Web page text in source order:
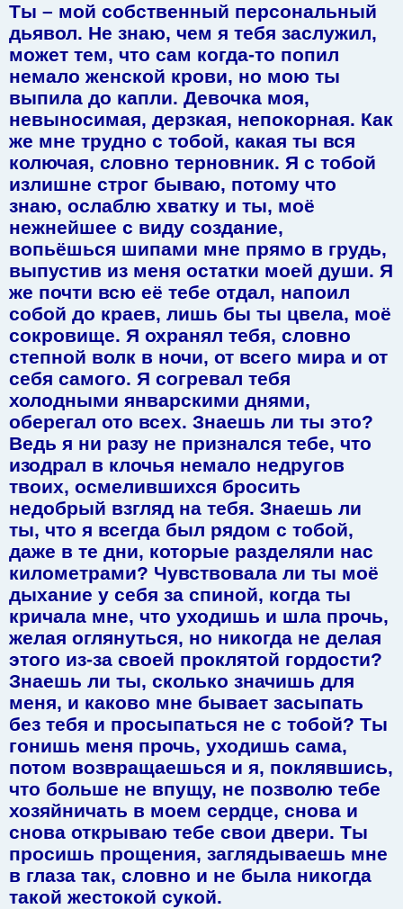
Ты – мой собственный персональный
дьявол. Не знаю, чем я тебя заслужил,
может тем, что сам когда-то попил
немало женской крови, но мою ты
выпила до капли. Девочка моя,
невыносимая, дерзкая, непокорная. Как
же мне трудно с тобой, какая ты вся
колючая, словно терновник. Я с тобой
излишне строг бываю, потому что
знаю, ослаблю хватку и ты, моё
нежнейшее с виду создание,
вопьёшься шипами мне прямо в грудь,
выпустив из меня остатки моей души. Я
же почти всю её тебе отдал, напоил
собой до краев, лишь бы ты цвела, моё
сокровище. Я охранял тебя, словно
степной волк в ночи, от всего мира и от
себя самого. Я согревал тебя
холодными январскими днями,
оберегал ото всех. Знаешь ли ты это?
Ведь я ни разу не признался тебе, что
изодрал в клочья немало недругов
твоих, осмелившихся бросить
недобрый взгляд на тебя. Знаешь ли
ты, что я всегда был рядом с тобой,
даже в те дни, которые разделяли нас
километрами? Чувствовала ли ты моё
дыхание у себя за спиной, когда ты
кричала мне, что уходишь и шла прочь,
желая оглянуться, но никогда не делая
этого из-за своей проклятой гордости?
Знаешь ли ты, сколько значишь для
меня, и каково мне бывает засыпать
без тебя и просыпаться не с тобой? Ты
гонишь меня прочь, уходишь сама,
потом возвращаешься и я, поклявшись,
что больше не впущу, не позволю тебе
хозяйничать в моем сердце, снова и
снова открываю тебе свои двери. Ты
просишь прощения, заглядываешь мне
в глаза так, словно и не была никогда
такой жестокой сукой.